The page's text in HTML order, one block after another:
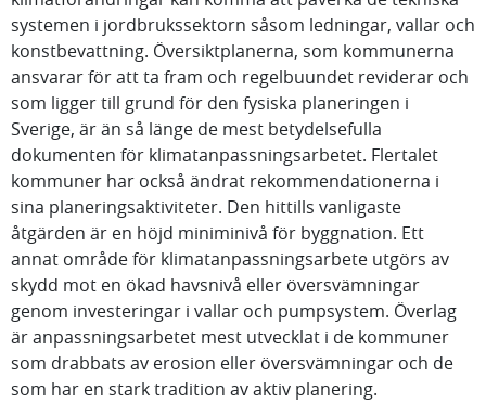
systemen i jordbrukssektorn såsom ledningar, vallar och
konstbevattning. Översiktplanerna, som kommunerna
ansvarar för att ta fram och regelbuundet reviderar och
som ligger till grund för den fysiska planeringen i
Sverige, är än så länge de mest betydelsefulla
dokumenten för klimatanpassningsarbetet. Flertalet
kommuner har också ändrat rekommendationerna i
sina planeringsaktiviteter. Den hittills vanligaste
åtgärden är en höjd miniminivå för byggnation. Ett
annat område för klimatanpassningsarbete utgörs av
skydd mot en ökad havsnivå eller översvämningar
genom investeringar i vallar och pumpsystem. Överlag
är anpassningsarbetet mest utvecklat i de kommuner
som drabbats av erosion eller översvämningar och de
som har en stark tradition av aktiv planering.